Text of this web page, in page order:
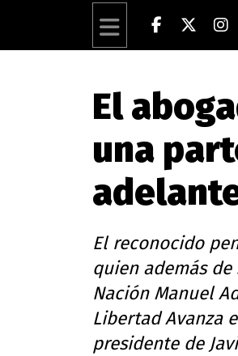
El
una
El reconocido
quien además
Nación Manuel
Libertad Avanza
presidente de